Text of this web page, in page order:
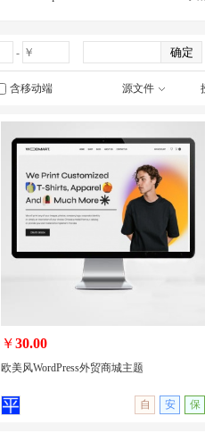
-
含移动端 源文件
￥30.00
欧美风WordPress外贸商城主题
自 安 保